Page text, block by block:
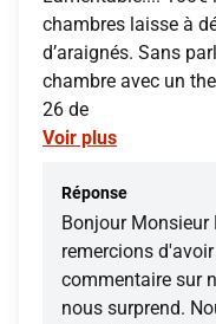
chambres laisse à
d’araignés. Sans
chambre avec un
26 de
Voir plus
Réponse
Bonjour Monsieur
remercions
commentaire sur
nous surprend.